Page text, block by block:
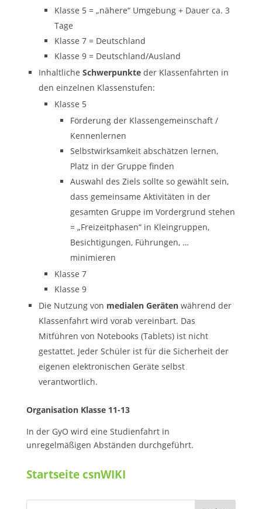
Klasse 5 = „nähere“ Umgebung + Dauer ca. 3
Tage
Klasse 7 = Deutschland
Klasse 9 = Deutschland/Ausland
Inhaltliche Schwerpunkteder Klassenfahrten in
den einzelnen Klassenstufen:
Klasse 5
Förderung der Klassengemeinschaft /
Kennenlernen
Selbstwirksamkeit abschätzen lernen,
Platz in der Gruppe finden
Auswahl des Ziels sollte so gewählt sein,
dass gemeinsame Aktivitäten in der
gesamten Gruppe im Vordergrund stehen
= „Freizeitphasen“ in Kleingruppen,
Besichtigungen, Führungen, …
minimieren
Klasse 7
Klasse 9
Die Nutzung von medialen Gerätenwährend der
Klassenfahrt wird vorab vereinbart. Das
Mitführen von Notebooks (Tablets) ist nicht
gestattet. Jeder Schüler ist für die Sicherheit der
eigenen elektronischen Geräte selbst
verantwortlich.
Organisation Klasse 11-13
In der GyO wird eine Studienfahrt in
unregelmäßigen Abständen durchgeführt.
Startseite csnWIKI